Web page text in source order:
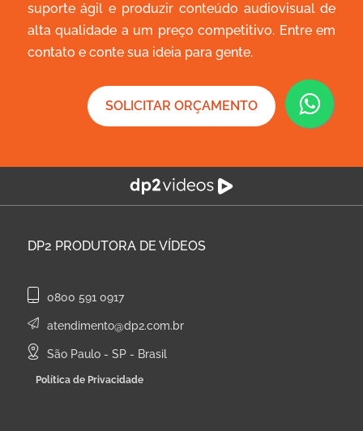
suporte ágil e produzir conteúdo audiovisual de
alta qualidade a um preço competitivo. Entre em
contato e conte sua ideia para gente.
SOLICITAR ORÇAMENTO
DP2 PRODUTORA DE VÍDEOS
0800 591 0917
atendimento@dp2.com.br
São Paulo - SP - Brasil
Política de Privacidade